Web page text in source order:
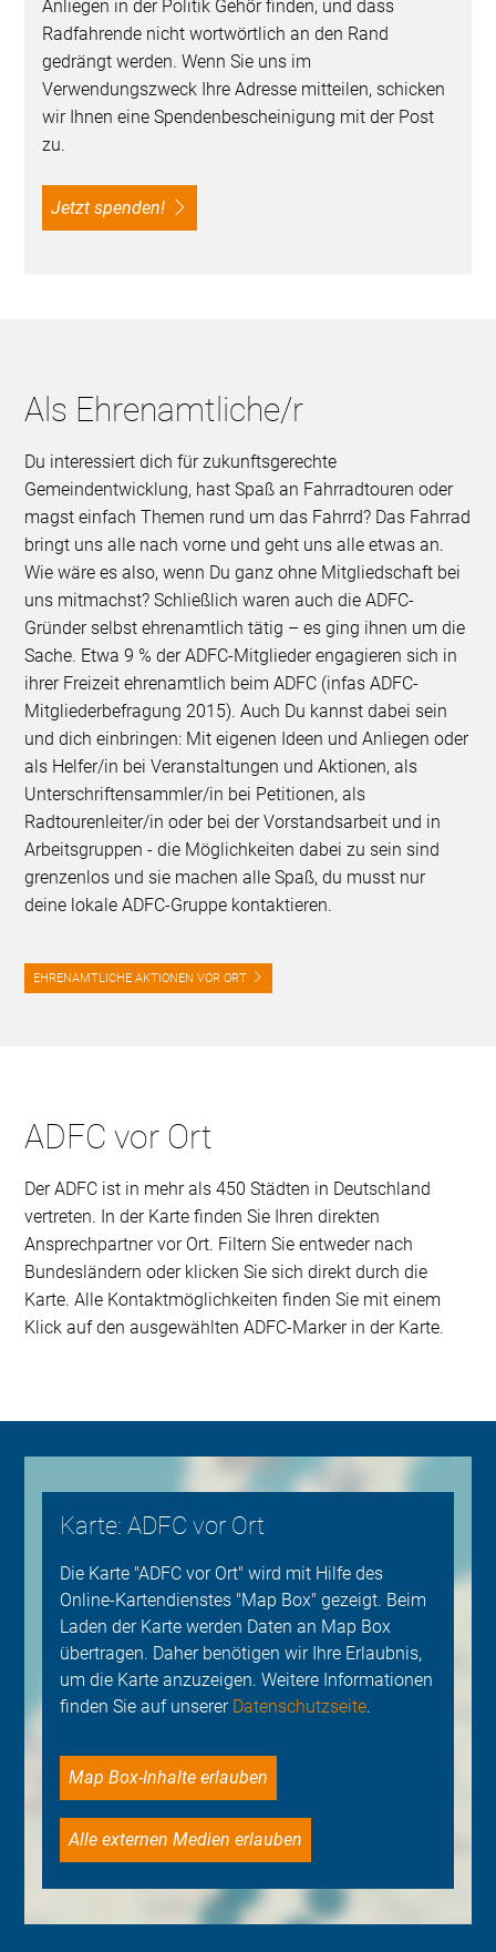
Anliegen in der Politik Gehör finden, und dass
Radfahrende nicht wortwörtlich an den Rand
gedrängt werden. Wenn Sie uns im
Verwendungszweck Ihre Adresse mitteilen, schicken
wir Ihnen eine Spendenbescheinigung mit der Post
zu.
Jetzt spenden!
Als Ehrenamtliche/r
Du interessiert dich für zukunftsgerechte
Gemeindentwicklung, hast Spaß an Fahrradtouren oder
magst einfach Themen rund um das Fahrrd? Das Fahrrad
bringt uns alle nach vorne und geht uns alle etwas an.
Wie wäre es also, wenn Du ganz ohne Mitgliedschaft bei
uns mitmachst? Schließlich waren auch die ADFC-
Gründer selbst ehrenamtlich tätig – es ging ihnen um die
Sache. Etwa 9 % der ADFC-Mitglieder engagieren sich in
ihrer Freizeit ehrenamtlich beim ADFC (infas ADFC-
Mitgliederbefragung 2015). Auch Du kannst dabei sein
und dich einbringen: Mit eigenen Ideen und Anliegen oder
als Helfer/in bei Veranstaltungen und Aktionen, als
Unterschriftensammler/in bei Petitionen, als
Radtourenleiter/in oder bei der Vorstandsarbeit und in
Arbeitsgruppen - die Möglichkeiten dabei zu sein sind
grenzenlos und sie machen alle Spaß, du musst nur
deine lokale ADFC-Gruppe kontaktieren.
EHRENAMTLICHE AKTIONEN VOR ORT
ADFC vor Ort
Der ADFC ist in mehr als 450 Städten in Deutschland
vertreten. In der Karte finden Sie Ihren direkten
Ansprechpartner vor Ort. Filtern Sie entweder nach
Bundesländern oder klicken Sie sich direkt durch die
Karte. Alle Kontaktmöglichkeiten finden Sie mit einem
Klick auf den ausgewählten ADFC-Marker in der Karte.
Karte: ADFC vor Ort
Die Karte "ADFC vor Ort" wird mit Hilfe des
Online-Kartendienstes "Map Box" gezeigt. Beim
Laden der Karte werden Daten an Map Box
übertragen. Daher benötigen wir Ihre Erlaubnis,
um die Karte anzuzeigen. Weitere Informationen
finden Sie auf unserer Datenschutzseite.
Map Box-Inhalte erlauben
Alle externen Medien erlauben